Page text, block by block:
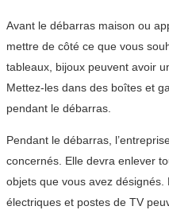
Avant le débarras maison ou
mettre de côté ce que vous
tableaux, bijoux peuvent avoir
Mettez-les dans des boîtes et
pendant le débarras.
Pendant le débarras,
concernés. Elle devra enlever
objets que vous avez désignés.
électriques et postes de TV